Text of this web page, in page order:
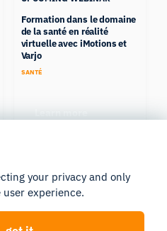
Formation dans le domaine
de la santé en réalité
virtuelle avec iMotions et
Varjo
SANTÉ
your privacy and only
user experience.